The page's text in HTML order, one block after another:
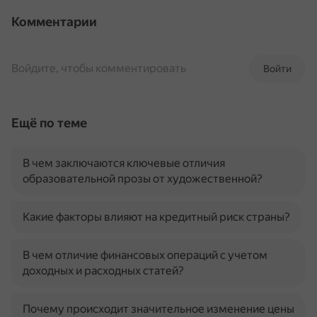
Комментарии
Войти
Войдите, чтобы комментировать
Ещё по теме
В чем заключаются ключевые отличия
образовательной прозы от художественной?
Какие факторы влияют на кредитный риск страны?
В чем отличие финансовых операций с учетом
доходных и расходных статей?
Почему происходит значительное изменение цены